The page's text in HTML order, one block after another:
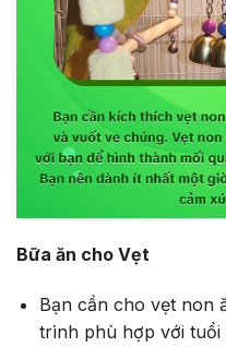
Bữa ăn cho Vẹt
Bạn cần cho vẹt non
trình phù hợp với